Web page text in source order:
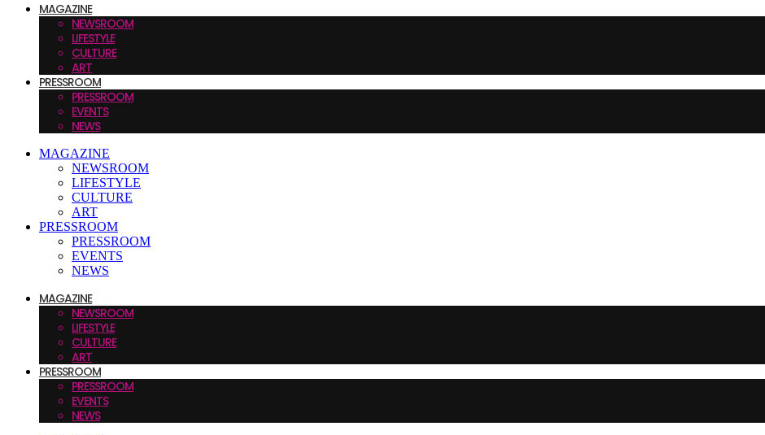
MAGAZINE
NEWSROOM
LIFESTYLE
CULTURE
ART
PRESSROOM
PRESSROOM
EVENTS
NEWS
MAGAZINE
NEWSROOM
LIFESTYLE
CULTURE
ART
PRESSROOM
PRESSROOM
EVENTS
NEWS
MAGAZINE
NEWSROOM
LIFESTYLE
CULTURE
ART
PRESSROOM
PRESSROOM
EVENTS
NEWS